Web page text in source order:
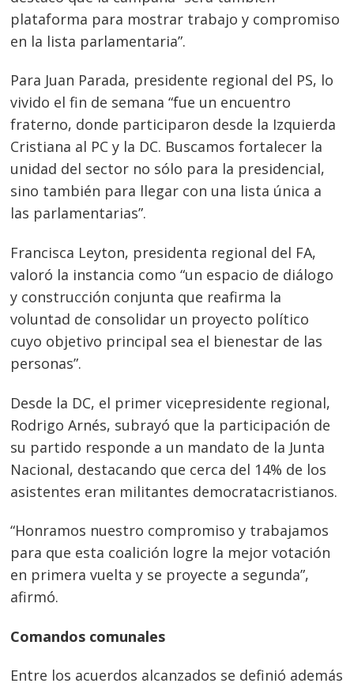
plataforma para mostrar trabajo y compromiso
en la lista parlamentaria”.
Para Juan Parada, presidente regional del PS, lo
vivido el fin de semana “fue un encuentro
fraterno, donde participaron desde la Izquierda
Cristiana al PC y la DC. Buscamos fortalecer la
unidad del sector no sólo para la presidencial,
sino también para llegar con una lista única a
las parlamentarias”.
Francisca Leyton, presidenta regional del FA,
valoró la instancia como “un espacio de diálogo
y construcción conjunta que reafirma la
voluntad de consolidar un proyecto político
cuyo objetivo principal sea el bienestar de las
personas”.
Desde la DC, el primer vicepresidente regional,
Rodrigo Arnés, subrayó que la participación de
su partido responde a un mandato de la Junta
Nacional, destacando que cerca del 14% de los
asistentes eran militantes democratacristianos.
“Honramos nuestro compromiso y trabajamos
para que esta coalición logre la mejor votación
en primera vuelta y se proyecte a segunda”,
afirmó.
Comandos comunales
Entre los acuerdos alcanzados se definió además
Navegación
de
entradas